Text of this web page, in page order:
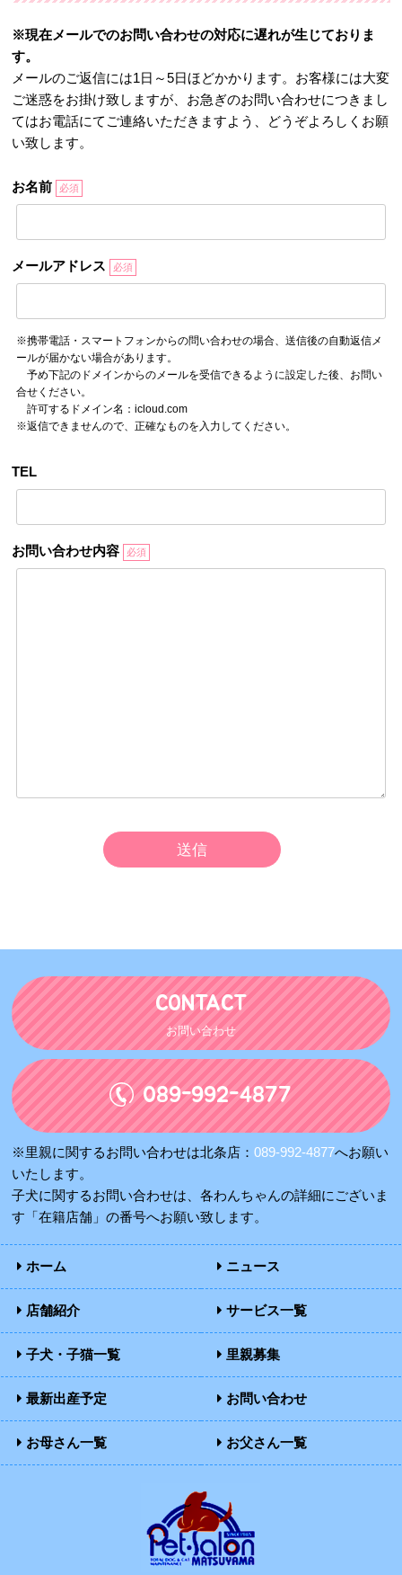
※現在メールでのお問い合わせの対応に遅れが生じておりま
す。
メールのご返信には1日～5日ほどかかります。お客様には大変
ご迷惑をお掛け致しますが、お急ぎのお問い合わせにつきまし
てはお電話にてご連絡いただきますよう、どうぞよろしくお願
い致します。
お名前 必須
メールアドレス 必須
※携帯電話・スマートフォンからの問い合わせの場合、送信後の自動返信メ
ールが届かない場合があります。
予め下記のドメインからのメールを受信できるように設定した後、お問い
合せください。
許可するドメイン名：icloud.com
※返信できませんので、正確なものを入力してください。
TEL
お問い合わせ内容 必須
CONTACT
お問い合わせ
089-992-4877
※里親に関するお問い合わせは北条店：089-992-4877へお願い
いたします。
子犬に関するお問い合わせは、各わんちゃんの詳細にございま
す「在籍店舗」の番号へお願い致します。
ホーム ニュース
店舗紹介 サービス一覧
子犬・子猫一覧 里親募集
最新出産予定 お問い合わせ
お母さん一覧 お父さん一覧